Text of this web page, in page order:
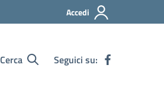
Accedi
Cerca Seguici su: